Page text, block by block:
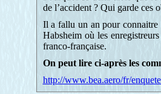
de l’accident ? Qui garde ces
Il a fallu un an pour
Habsheim où les
franco-française.
On peut lire ci-après les
http://www.bea.aero/fr/